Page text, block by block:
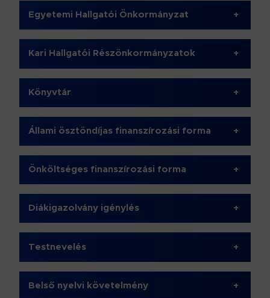
Egyetemi Hallgatói Önkormányzat +
Kari Hallgatói Részönkormányzatok +
Könyvtár +
Állami ösztöndíjas finanszírozási forma +
Önköltséges finanszírozási forma +
Diákigazolvány igénylés +
Testnevelés +
Belső nyelvi követelmény +